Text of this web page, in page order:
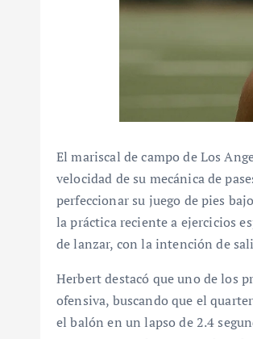
El mariscal de campo de Los
velocidad de su mecánica de
perfeccionar su juego de pies
la práctica reciente a ejercicios
de lanzar, con la intención de
Herbert destacó que uno de los
ofensiva, buscando que el
el balón en un lapso de 2.4